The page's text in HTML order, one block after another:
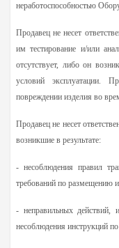
неработоспособностью
Продавец не несет
им тестирование и/или
отсутствует, либо он
условий эксплуатации.
повреждении изделия во
Продавец не несет
возникшие в результате:
- несоблюдения правил
требований по размещению
- неправильных действий,
несоблюдения инструкций